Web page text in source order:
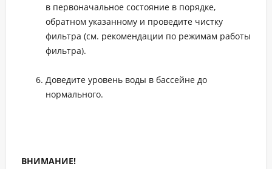
в первоначальное состояние в порядке,
обратном указанному и проведите чистку
фильтра (см. рекомендации по режимам работы
фильтра).
Доведите уровень воды в бассейне до
нормального.
ВНИМАНИЕ!